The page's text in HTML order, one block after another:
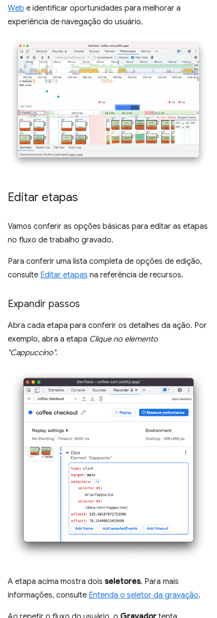
Web e identificar oportunidades para melhorar a
experiência de navegação do usuário.
Editar etapas
Vamos conferir as opções básicas para editar as etapas
no fluxo de trabalho gravado.
Para conferir uma lista completa de opções de edição,
consulte Editar etapas na referência de recursos.
Expandir passos
Abra cada etapa para conferir os detalhes da ação. Por
exemplo, abra a etapa Clique no elemento
"Cappuccino".
A etapa acima mostra dois seletores. Para mais
informações, consulte Entenda o seletor da gravação.